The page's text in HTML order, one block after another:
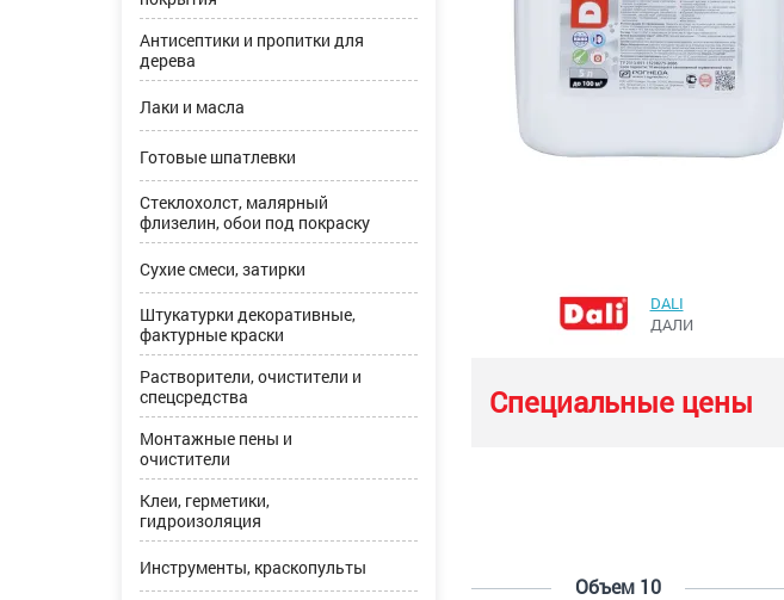
Антисептики и пропитки для
дерева
Лаки и масла
Готовые шпатлевки
Стеклохолст, малярный
флизелин, обои под покраску
Сухие смеси, затирки
Штукатурки декоративные,
фактурные краски
Растворители, очистители и
спецсредства
Монтажные пены и
очистители
Клеи, герметики,
гидроизоляция
Инструменты, краскопульты
DALI
ДАЛИ
Специальные цены
Объем 10